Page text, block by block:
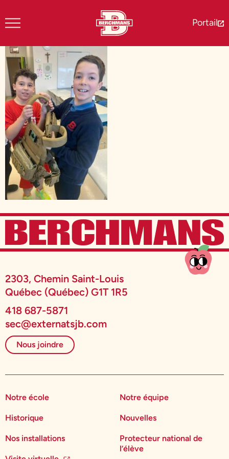
Portail
2303, Chemin Saint-Louis
Québec (Québec) G1T 1R5
418 687-5871
sec@externatsjb.com
Nous joindre
Notre école
Historique
Nos installations
Notre équipe
Nouvelles
Protecteur national de
l’élève